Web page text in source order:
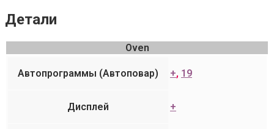
Детали
Oven
Автопрограммы (Автоповар) +, 19
Дисплей +